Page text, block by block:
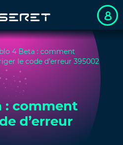
4 Beta : comment
le code d’erreur 395002
: comment
d’erreur